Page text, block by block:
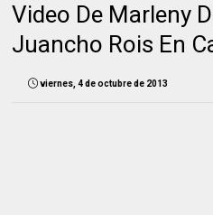
Video De Marleny
Juancho Rois En
viernes, 4 de octubre de 2013